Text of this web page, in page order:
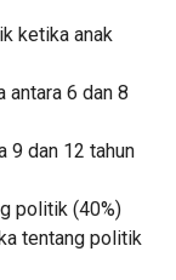
ketika anak
6 dan 8
9 dan 12 tahun
politik (40%)
tentang politik